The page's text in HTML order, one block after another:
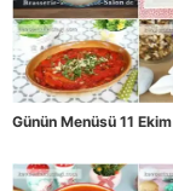
Günün Menüsü 11 Ekim